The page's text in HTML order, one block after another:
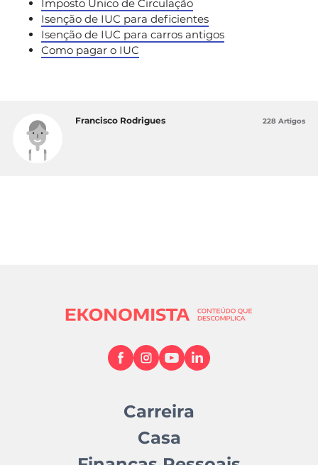
Imposto Único de Circulação
Isenção de IUC para deficientes
Isenção de IUC para carros antigos
Como pagar o IUC
Francisco Rodrigues 228 Artigos
Carreira
Casa